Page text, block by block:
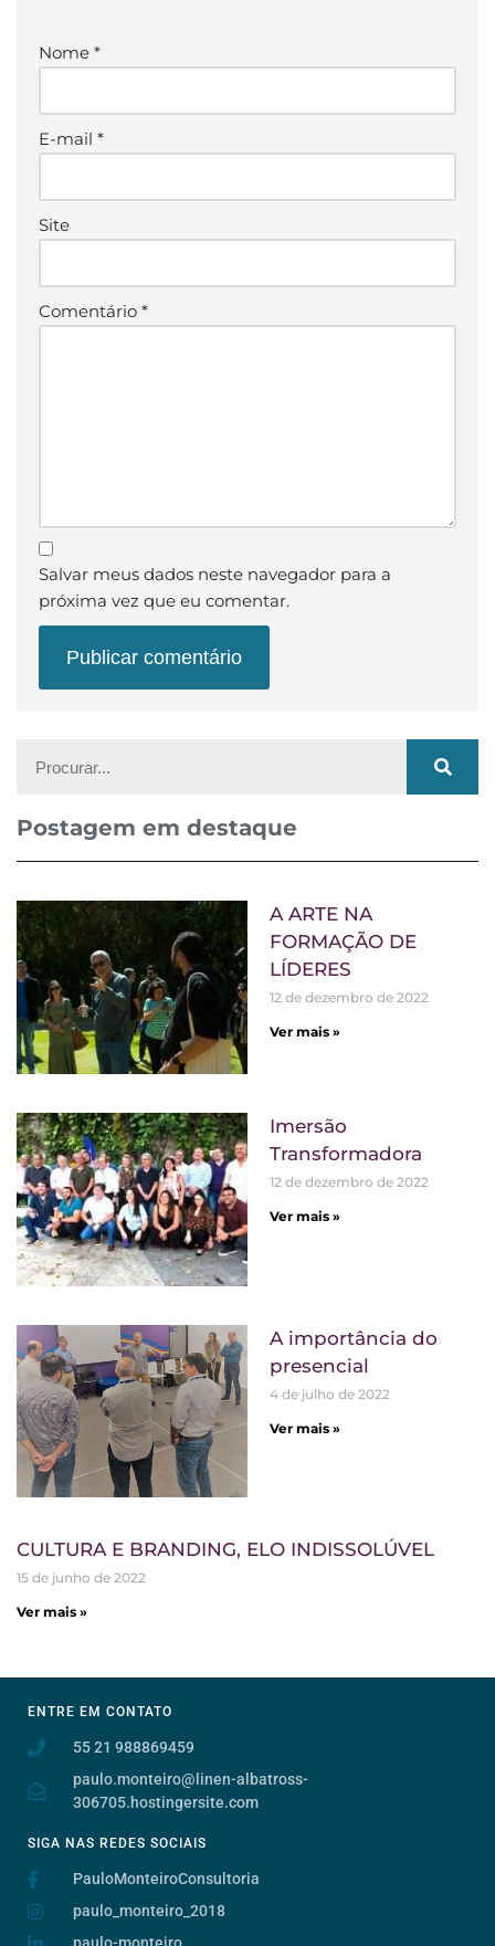
Nome *
E-mail *
Site
Comentário *
Salvar meus dados neste navegador para a
próxima vez que eu comentar.
Postagem em destaque
A ARTE NA
FORMAÇÃO DE
LÍDERES
12 de dezembro de 2022
Ver mais »
Imersão
Transformadora
12 de dezembro de 2022
Ver mais »
A importância do
presencial
4 de julho de 2022
Ver mais »
CULTURA E BRANDING, ELO INDISSOLÚVEL
15 de junho de 2022
Ver mais »
ENTRE EM CONTATO
55 21 988869459
paulo.monteiro@linen-albatross-
306705.hostingersite.com
SIGA NAS REDES SOCIAIS
PauloMonteiroConsultoria
paulo_monteiro_2018